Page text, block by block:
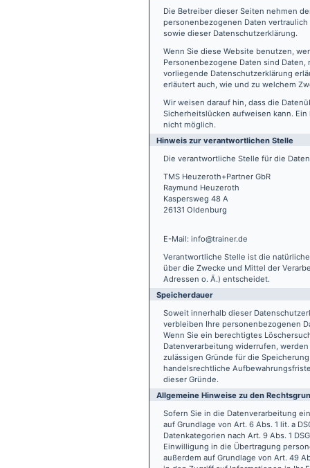
Die Betreiber dieser Seiten nehmen
personenbezogenen Daten
sowie dieser Datenschutzerklärung.
Wenn Sie diese Website benutzen,
Personenbezogene Daten sind
vorliegende Datenschutzerklärung
erläutert auch, wie und zu welchem
Wir weisen darauf hin, dass die
Sicherheitslücken aufweisen kann.
nicht möglich.
Hinweis zur verantwortlichen Stelle
Die verantwortliche Stelle für die
TMS Heuzeroth+Partner GbR
Raymund Heuzeroth
Kaspersweg 48 A
26131 Oldenburg
E-Mail: info@trainer.de
Verantwortliche Stelle ist die
über die Zwecke und Mittel der
Adressen o. Ä.) entscheidet.
Speicherdauer
Soweit innerhalb dieser
verbleiben Ihre personenbezogenen
Wenn Sie ein berechtigtes
Datenverarbeitung widerrufen,
zulässigen Gründe für die
handelsrechtliche
dieser Gründe.
Allgemeine Hinweise zu den
Sofern Sie in die Datenverarbeitung
auf Grundlage von Art. 6 Abs. 1 lit. a
Datenkategorien nach Art. 9 Abs. 1
Einwilligung in die Übertragung
außerdem auf Grundlage von Art. 49